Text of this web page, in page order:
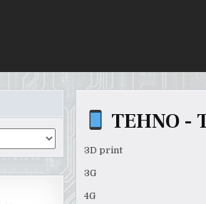
TEHNO -
3D print
3G
4G